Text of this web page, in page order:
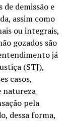
demissão e
assim como
ou integrais,
gozados são
já
(STJ),
casos,
natureza
pela
dessa forma,